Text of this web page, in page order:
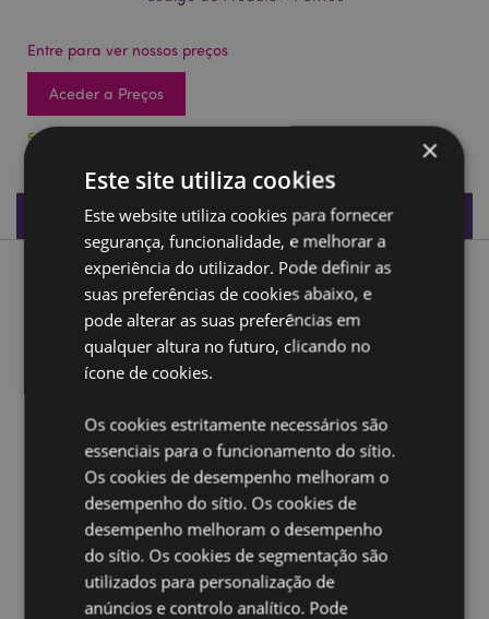
Entre para ver nossos preços
Aceder a Preços
588 em stock
Especificações do Produto
Descrição do Produto
Carteira PVC Dia dos mortos
Material:PVC e Metal
Ampliar informação:
Quer saber mais acerca de comprar na Puckator?
a nossaGuia de informação para o cliente.
Caracteristicas do Produto
Altura 8cm Largura 11cm Profundidade 3cm
5055071509926
×
Este site utiliza cookies
Este website utiliza cookies para fornecer
segurança, funcionalidade, e melhorar a
experiência do utilizador. Pode definir as
suas preferências de cookies abaixo, e
pode alterar as suas preferências em
qualquer altura no futuro, clicando no
ícone de cookies.
Os cookies estritamente necessários são
essenciais para o funcionamento do sítio.
Os cookies de desempenho melhoram o
desempenho do sítio. Os cookies de
desempenho melhoram o desempenho
do sítio. Os cookies de segmentação são
utilizados para personalização de
anúncios e controlo analítico. Pode